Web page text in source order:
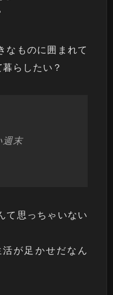
ものに囲まれて
らしたい？
週末
て思っちゃいない
が足かせだなん